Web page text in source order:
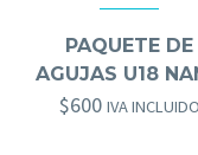
PAQUETE DE
AGUJAS U18
$600 IVA INCLUIDO